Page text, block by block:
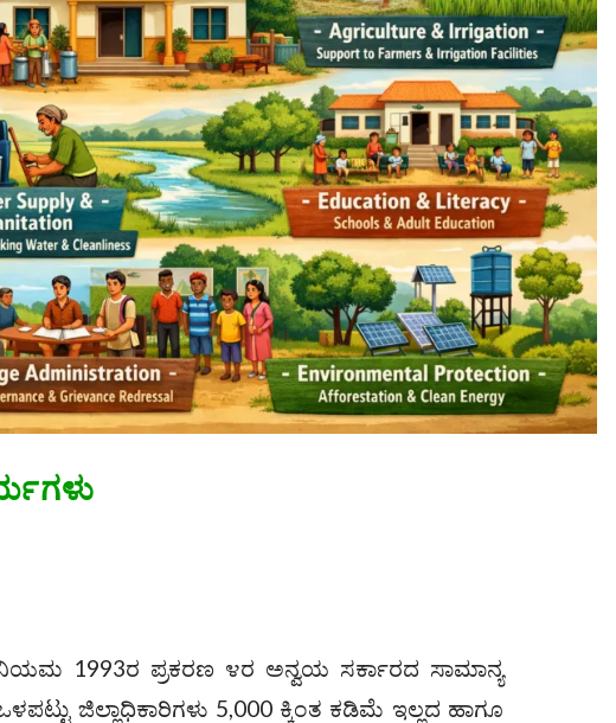
1993ರ ಪ್ರಕರಣ ೪ರ ಅನ್ವಯ ಸರ್ಕಾರದ ಸಾಮಾನ್ಯ
ಜಿಲ್ಲಾಧಿಕಾರಿಗಳು 5,000 ಕ್ಕಿಂತ ಕಡಿಮೆ ಇಲ್ಲದ ಹಾಗೂ